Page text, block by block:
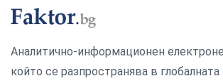
Аналитично-информационен
който се разпространява в